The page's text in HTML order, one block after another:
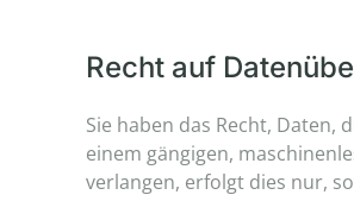
Recht auf
Sie haben das Recht,
einem gängigen,
verlangen, erfolgt dies nur,